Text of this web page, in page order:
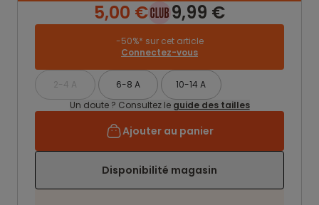
5,00 € 9,99 €
-50%* sur cet article
Connectez-vous
2-4 A 6-8 A
10-14 A
Un doute ? Consultez le guide des tailles
Ajouter au panier
Disponibilité magasin